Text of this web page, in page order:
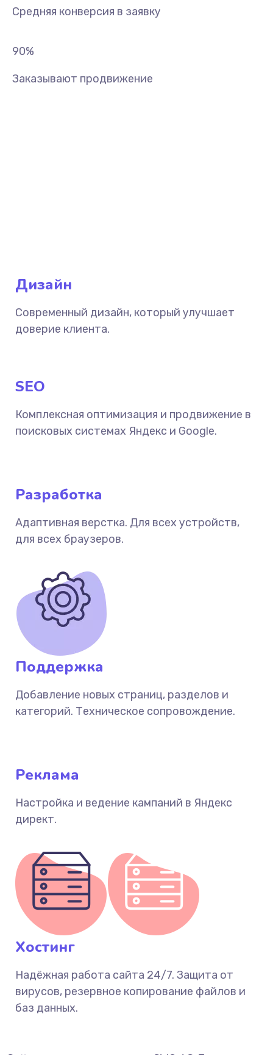
Средняя конверсия в заявку
90%
Заказывают продвижение
Дизайн
Современный дизайн, который улучшает
доверие клиента.
SEO
Комплексная оптимизация и продвижение в
поисковых системах Яндекс и Google.
Разработка
Адаптивная верстка. Для всех устройств,
для всех браузеров.
Поддержка
Добавление новых страниц, разделов и
категорий. Техническое сопровождение.
Реклама
Настройка и ведение кампаний в Яндекс
директ.
Хостинг
Надёжная работа сайта 24/7. Защита от
вирусов, резервное копирование файлов и
баз данных.